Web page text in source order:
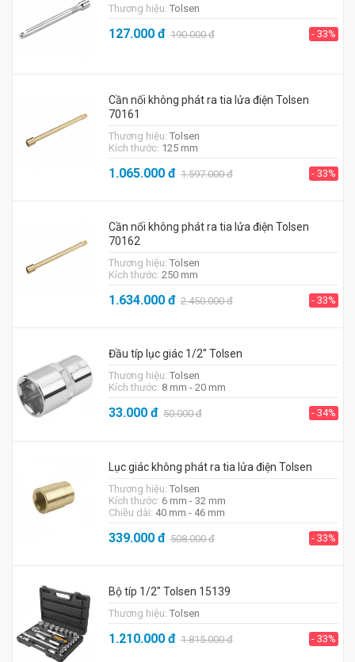
Thương hiệu: Tolsen
127.000đ 190.000đ - 33%
Cần nối không phát ra tia lửa điện Tolsen
70161
Thương hiệu: Tolsen
Kích thước: 125 mm
1.065.000đ 1.597.000đ - 33%
Cần nối không phát ra tia lửa điện Tolsen
70162
Thương hiệu: Tolsen
Kích thước: 250 mm
1.634.000đ 2.450.000đ - 33%
Đầu típ lục giác 1/2'' Tolsen
Thương hiệu: Tolsen
Kích thước: 8 mm - 20 mm
33.000đ 50.000đ - 34%
Lục giác không phát ra tia lửa điện Tolsen
Thương hiệu: Tolsen
Kích thước: 6 mm - 32 mm
Chiều dài: 40 mm - 46 mm
339.000đ 508.000đ - 33%
Bộ típ 1/2" Tolsen 15139
Thương hiệu: Tolsen
1.210.000đ 1.815.000đ - 33%